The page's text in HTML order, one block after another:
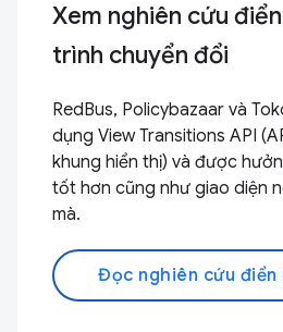
Xem nghiên cứu
trình chuyển đổi
RedBus, Policybazaar và
dụng View Transitions API
khung hiển thị) và được
tốt hơn cũng như giao diện
mà.
Đọc nghiên cứu điển